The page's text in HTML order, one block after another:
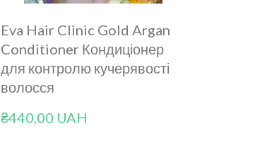
Eva Hair Clinic Gold Argan
Conditioner Кондиціонер
для контролю кучерявості
волосся
₴440,00 UAH